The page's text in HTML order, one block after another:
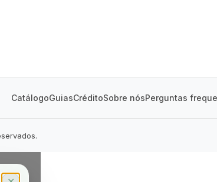
CatálogoGuiasCréditoSobre nósPerguntas